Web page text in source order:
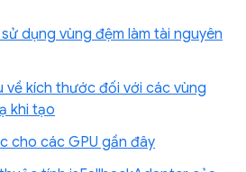
dụng vùng đệm làm tài nguyên
về kích thước đối với các vùng
khi tạo
cho các GPU gần đây